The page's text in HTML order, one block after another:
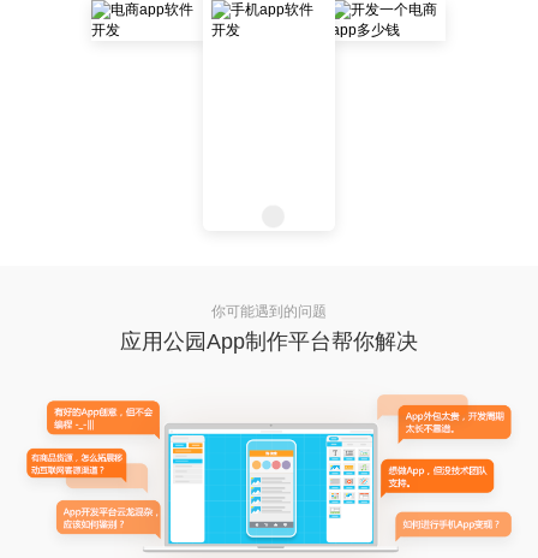
你可能遇到的问题
应用公园App制作平台帮你解决